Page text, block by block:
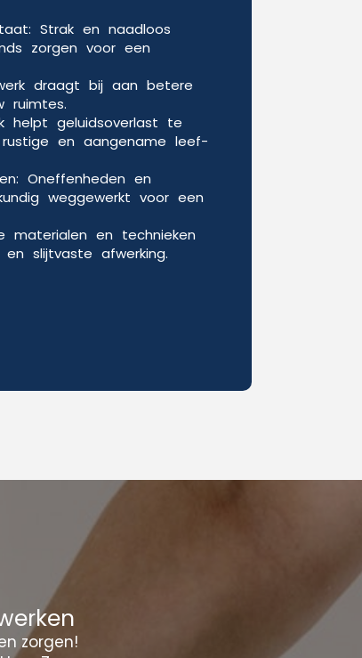
Strak en naadloos
zorgen voor een
draagt bij aan betere
ruimtes.
helpt geluidsoverlast te
en aangename leef-
Oneffenheden en
weggewerkt voor een
materialen en technieken
slijtvaste afwerking.
zorgen!